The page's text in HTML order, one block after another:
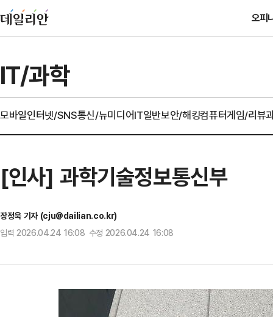
오피
IT/과학
모바일인터넷/SNS통신/뉴미디어IT일반보안/해킹컴퓨터게임/리뷰
[인사] 과학기술정보통신부
장정욱 기자 (cju@dailian.co.kr)
입력 2026.04.24 16:08 수정 2026.04.24 16:08